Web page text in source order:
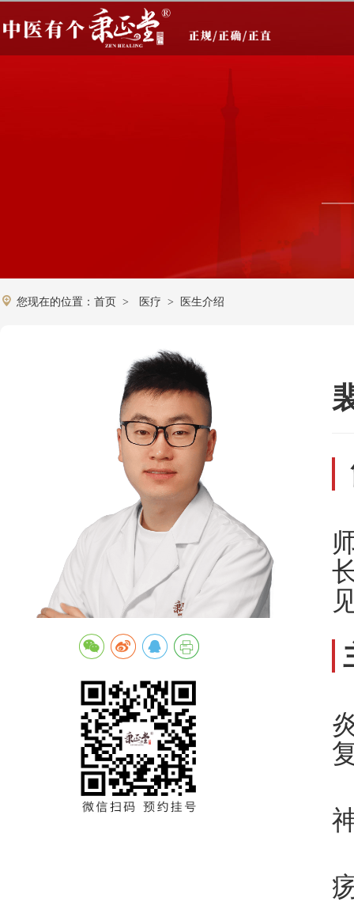
您现在的位置： 首页 > 医疗 > 医生介绍